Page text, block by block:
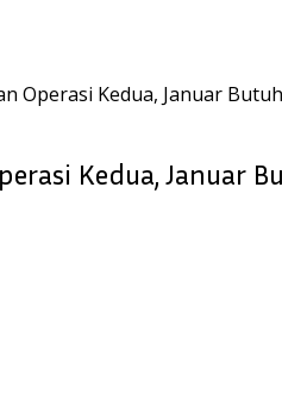
Operasi Kedua, Januar
Kedua, Januar